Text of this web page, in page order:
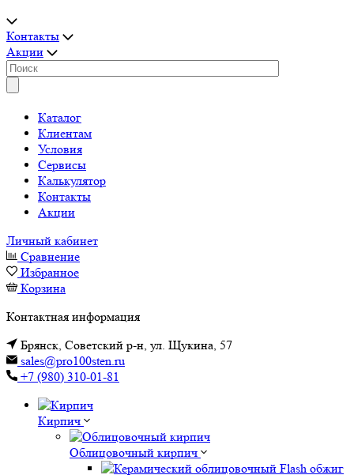
Контакты
Акции
Каталог
Клиентам
Условия
Сервисы
Калькулятор
Контакты
Акции
Личный кабинет
Сравнение
Избранное
Корзина
Контактная информация
Брянск, Советский р-н, ул. Щукина, 57
sales@pro100sten.ru
+7 (980) 310-01-81
Кирпич
Облицовочный кирпич